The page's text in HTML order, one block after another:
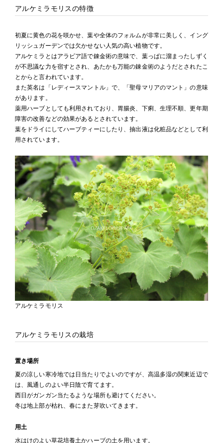
アルケミラモリスの特徴
初夏に黄色の花を咲かせ、葉や全体のフォルムが非常に美しく、イング
リッシュガーデンでは欠かせない人気の高い植物です。
アルケミラとはアラビア語で錬金術の意味で、葉っぱに溜まったしずく
が不思議な力を宿すとされ、あたかも万能の錬金術のようだとされたこ
とからと言われています。
また英名は「レディースマントル」で、「聖母マリアのマント」の意味
があります。
薬用ハーブとしても利用されており、胃腸炎、下痢、生理不順、更年期
障害の改善などの効果があるとされています。
葉をドライにしてハーブティーにしたり、抽出液は化粧品などとして利
用されています。
アルケミラモリス
アルケミラモリスの栽培
置き場所
夏の涼しい寒冷地では日当たりでよいのですが、高温多湿の関東近辺で
は、風通しのよい半日陰で育てます。
西日がガンガン当たるような場所も避けてください。
冬は地上部が枯れ、春にまた芽吹いてきます。
用土
水はけのよい草花培養土かハーブの土を用います。